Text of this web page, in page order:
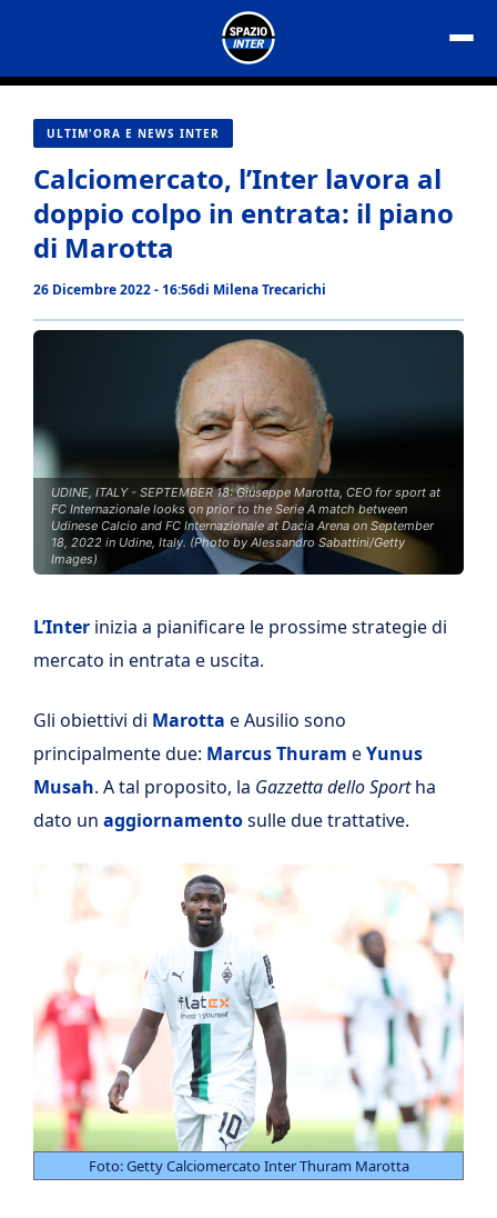
contenuto
ULTIM'ORA E NEWS INTER
Calciomercato, l’Inter lavora al
doppio colpo in entrata: il piano
di Marotta
26 Dicembre 2022 - 16:56di Milena Trecarichi
UDINE, ITALY - SEPTEMBER 18: Giuseppe Marotta, CEO for sport at
FC Internazionale looks on prior to the Serie A match between
Udinese Calcio and FC Internazionale at Dacia Arena on September
18, 2022 in Udine, Italy. (Photo by Alessandro Sabattini/Getty
Images)
L’Inter inizia a pianificare le prossime strategie di
mercato in entrata e uscita.
Gli obiettivi di Marotta e Ausilio sono
principalmente due: Marcus Thuram eYunus
Musah. A tal proposito, la Gazzetta dello Sportha
dato un aggiornamentosulle due trattative.
Foto: Getty Calciomercato Inter Thuram Marotta